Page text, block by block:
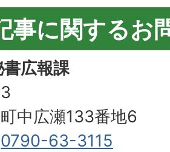
事に関するお
広報課
中広瀬133番地6
0790-63-3115